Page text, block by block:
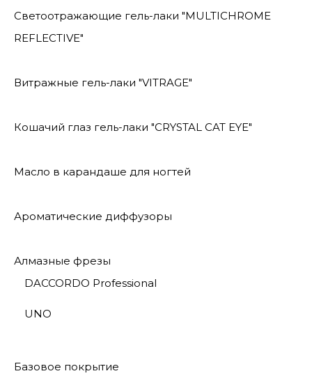
Светоотражающие гель-лаки "MULTICHROME
REFLECTIVE"
Витражные гель-лаки "VITRAGE"
Кошачий глаз гель-лаки "CRYSTAL CAT EYE"
Масло в карандаше для ногтей
Ароматические диффузоры
Алмазные фрезы
DACCORDO Professional
UNO
Базовое покрытие